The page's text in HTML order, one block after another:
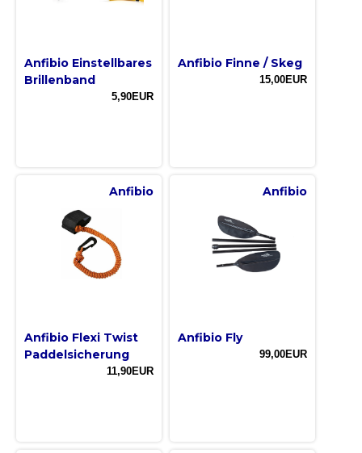
Anfibio Einstellbares
Brillenband
5,90EUR
Anfibio Finne / Skeg
15,00EUR
Anfibio
Anfibio Flexi Twist
Paddelsicherung
11,90EUR
Anfibio
Anfibio Fly
99,00EUR